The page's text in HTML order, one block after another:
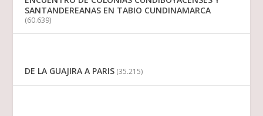
SANTANDEREANAS EN TABIO CUNDINAMARCA
(60.639)
DE LA GUAJIRA A PARIS (35.215)